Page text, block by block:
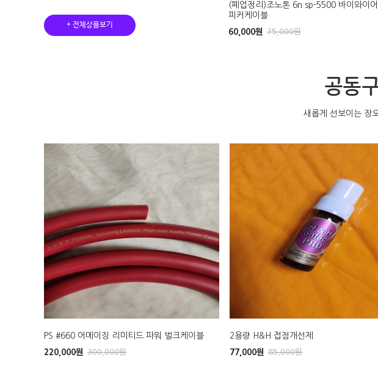
+ 전체상품보기
77,000 원85,000원
(폐업정리)조노톤 6n sp-5500 바이와이
피커케이블
60,000원 75,000원
공동
새롭게 선보이는 장
PS #660 어메이징 리미티드 파워 벌크케이블
220,000원 300,000원
2용량 H&H 접점개선제
77,000원 85,000원